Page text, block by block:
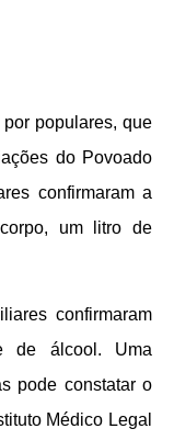
populares, que
do Povoado
confirmaram a
um litro de
confirmaram
de álcool. Uma
pode constatar o
Médico Legal